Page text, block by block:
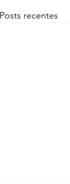
Posts recentes